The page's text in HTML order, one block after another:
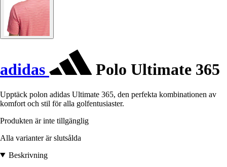
adidas Polo Ultimate 365
Upptäck polon adidas Ultimate 365, den perfekta kombinationen av
komfort och stil för alla golfentusiaster.
Produkten är inte tillgänglig
Alla varianter är slutsålda
Beskrivning